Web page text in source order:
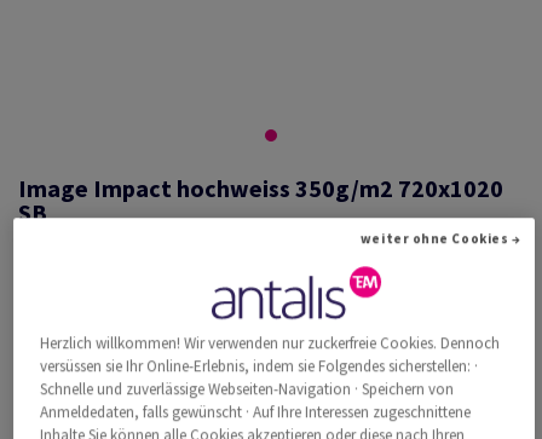
Image Impact hochweiss 350g/m2 720x1020
SB
Image, Impact, hochweiss, holzfrei ECF, 350g/m2, 720mm x 1020mm,
SB, Paket zu 100 Bogen/Blatt, FSC Mix Credit
Weitere Produktinformationen
Produkt weiterempfehlen
Herzlich willkommen! Wir verwenden nur zuckerfreie Cookies. Dennoch
versüssen sie Ihr Online-Erlebnis, indem sie Folgendes sicherstellen: ·
Schnelle und zuverlässige Webseiten-Navigation · Speichern von
Anmeldedaten, falls gewünscht · Auf Ihre Interessen zugeschnittene
weiter ohne Cookies →